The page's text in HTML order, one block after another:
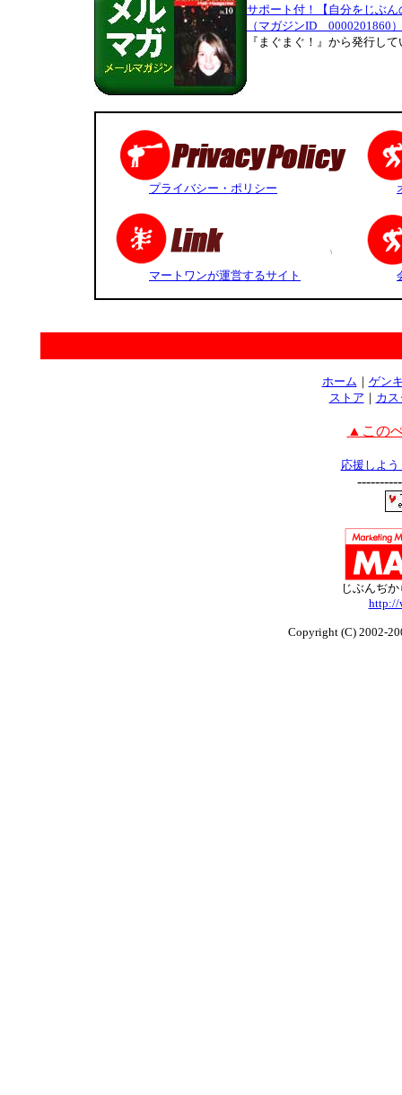
サポート付！【自分をじぶ
（マガジンID 0000201860）
『まぐまぐ！』から発行し
プライバシー・ポリシー
マートワンが運営するサイト
ホーム ｜ ゲン
ストア ｜ カ
▲この
応援しよ
じぶんぢ
http://
Copyright (C) 2002-